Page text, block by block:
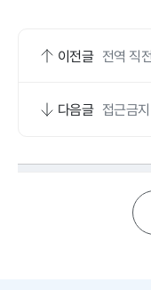
이전글 전역 직
다음글 접근금